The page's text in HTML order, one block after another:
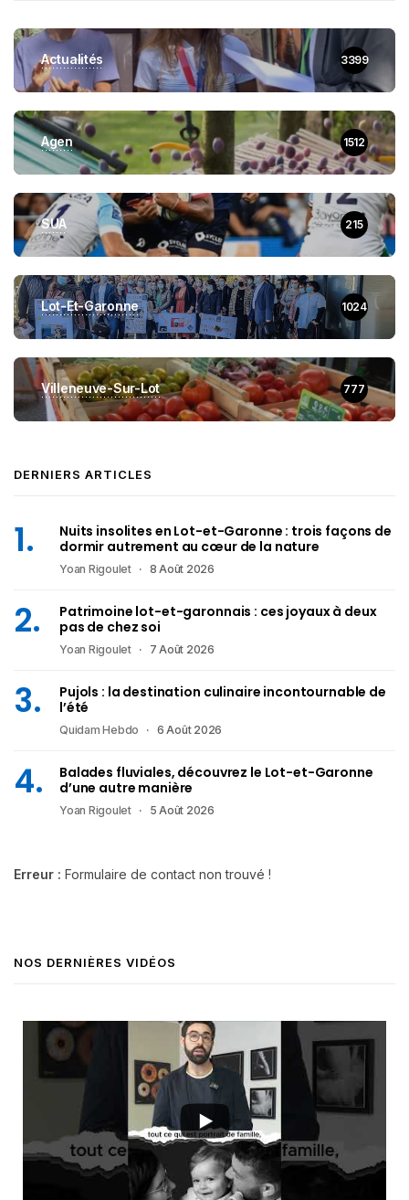
Actualités 3399
Agen 1512
SUA 215
Lot-Et-Garonne 1024
Villeneuve-Sur-Lot 777
DERNIERS ARTICLES
Nuits insolites en Lot-et-Garonne : trois façons de
dormir autrement au cœur de la nature
Yoan Rigoulet 8 Août 2026
Patrimoine lot-et-garonnais : ces joyaux à deux
pas de chez soi
Yoan Rigoulet 7 Août 2026
Pujols : la destination culinaire incontournable de
l’été
Quidam Hebdo 6 Août 2026
Balades fluviales, découvrez le Lot-et-Garonne
d’une autre manière
Yoan Rigoulet 5 Août 2026
Erreur : Formulaire de contact non trouvé !
NOS DERNIÈRES VIDÉOS